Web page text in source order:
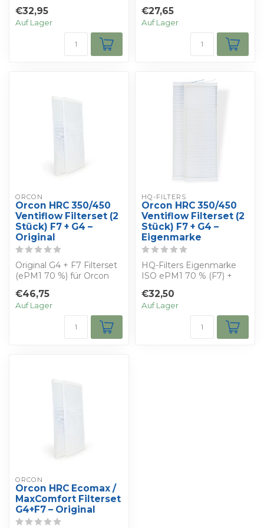
Ventiflow. Filter...
€32,95
Auf Lager
und MaxComfo...
€27,65
Auf Lager
ORCON
Orcon HRC 350/450
Ventiflow Filterset (2
Stück) F7 + G4 –
Original
Original G4 + F7 Filterset
(ePM1 70 %) für Orcon
Set mit ...
€46,75
Auf Lager
HQ-FILTERS
Orcon HRC 350/450
Ventiflow Filterset (2
Stück) F7 + G4 –
Eigenmarke
HQ-Filters Eigenmarke
ISO ePM1 70 % (F7) +
Filter für Orcon...
€32,50
Auf Lager
ORCON
Orcon HRC Ecomax /
MaxComfort Filterset
G4+F7 – Original